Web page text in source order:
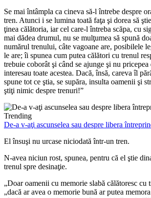
Se mai întâmpla ca cineva să-l întrebe despre
tren. Atunci i se lumina toată faţa şi dorea să
ţinea călătoria, iar cel care-l întreba scăpa, cu
mai dădea drumul, nu se mulţumea să spună
numărul trenului, câte vagoane are, posibilele
le are; îi spunea cum putea călători cu trenul
trebuie coborât şi când se ajunge şi nu
interesau toate acestea. Dacă, însă, careva îl
spune tot ce ştia, se supăra, insulta oamenii şi
ştiţi nimic despre trenuri!”
Trending
De-a v-aţi ascunselea sau despre libera
El însuşi nu urcase niciodată într-un tren.
N-avea niciun rost, spunea, pentru că el ştie
trenul spre desinaţie.
„Doar oamenii cu memorie slabă călătoresc cu
„dacă ar avea o memorie bună ar putea